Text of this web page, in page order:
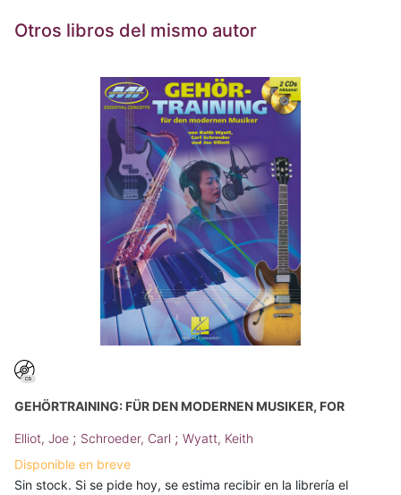
Otros libros del mismo autor
GEHÖRTRAINING: FÜR DEN MODERNEN MUSIKER, FOR
Elliot, Joe ; Schroeder, Carl ; Wyatt, Keith
Disponible en breve
Sin stock. Si se pide hoy, se estima recibir en la librería el